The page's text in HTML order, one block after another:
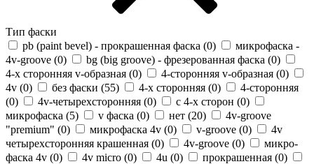
Тип фаски
pb (paint bevel) - прокрашенная фаска (0)
микрофаска -
4v-groove (0) bg (big groove) - фрезерованная фаска (0)
4-х сторонняя v-образная (0) 4-сторонняя v-образная (0)
4v (0) без фаски (55) 4-х сторонняя (0)
4-сторонняя
(0) 4v-четырехсторонняя (0) с 4-х сторон (0)
микрофаска (5) v фаска (0) нет (20)
4v-groove
"premium" (0) микрофаска 4v (0) v-groove (0)
4v
четырехсторонняя крашенная (0) 4v-groove (0)
микро-
фаска 4v (0) 4v micro (0) 4u (0) прокрашенная (0)